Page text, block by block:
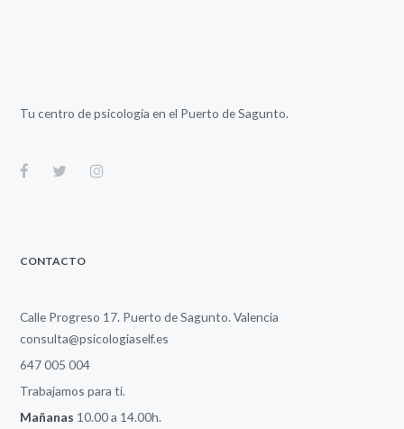
Tu centro de psicología en el Puerto de Sagunto.
CONTACTO
Calle Progreso 17. Puerto de Sagunto. Valencia
consulta@psicologiaself.es
647 005 004
Trabajamos para ti.
Mañanas 10.00 a 14.00h.